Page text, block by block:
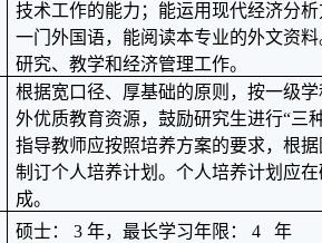
技术工作的能力；能运用现代经济分
一门外国语，能阅读本专业的外文资
研究、教学和经济管理工作。
根据宽口径、厚基础的原则，按一级
外优质教育资源，鼓励研究生进行“三
指导教师应按照培养方案的要求，根
制订个人培养计划。个人培养计划应
成。
硕士： 3 年，最长学习年限： 4 年